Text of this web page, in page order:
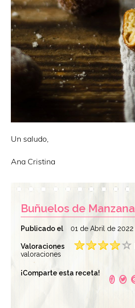
Un saludo,
Ana Cristina
Buñuelos de Manzana
Publicado el 01 de Abril de 2022
Valoraciones
valoraciones
¡Comparte esta receta!